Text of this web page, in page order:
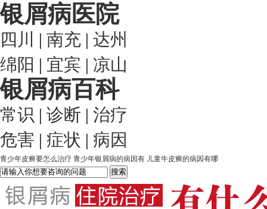
银屑病医院
四川 | 南充 | 达州
绵阳 | 宜宾 | 凉山
银屑病百科
常识 | 诊断 | 治疗
危害 | 症状 | 病因
青少年皮癣要怎么治疗 青少年银屑病的病因有 儿童牛皮癣的病因有哪